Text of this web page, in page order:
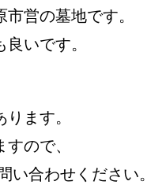
営の墓地です。
いです。
ます。
ので、
い合わせください。